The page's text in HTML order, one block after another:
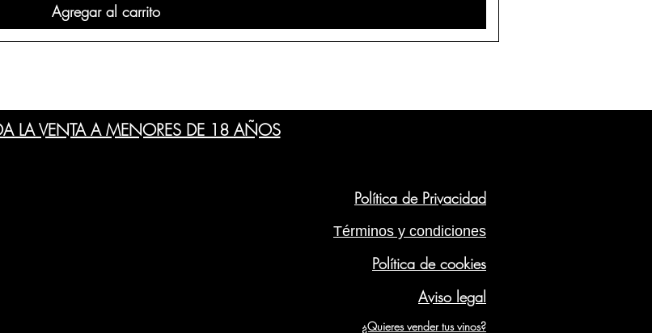
Agregar al carrito
LA VENTA A MENORES DE 18 AÑOS
Política de Privacidad
Términos y condiciones
Política de cookies
Aviso legal
¿Quieres vender tus vinos?